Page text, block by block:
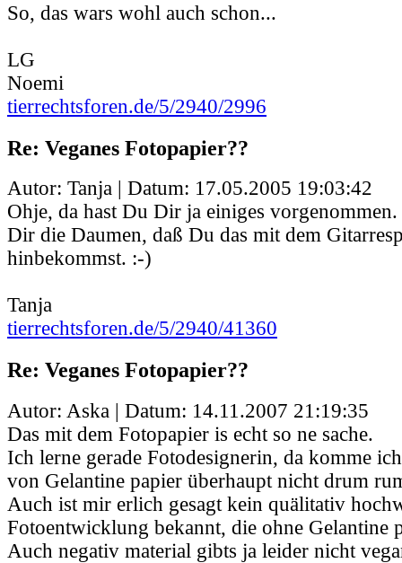
So, das wars wohl auch schon...
LG
Noemi
tierrechtsforen.de/5/2940/2996
Re: Veganes Fotopapier??
Autor: Tanja | Datum: 17.05.2005 19:03:42
Ohje, da hast Du Dir ja einiges
Dir die Daumen, daß Du das mit dem
hinbekommst. :-)
Tanja
tierrechtsforen.de/5/2940/41360
Re: Veganes Fotopapier??
Autor: Aska | Datum: 14.11.2007 21:19:35
Das mit dem Fotopapier is echt so ne sache.
Ich lerne gerade Fotodesignerin, da komme
von Gelantine papier überhaupt nicht drum
Auch ist mir erlich gesagt kein quälitativ
Fotoentwicklung bekannt, die ohne Gelantine
Auch negativ material gibts ja leider nicht